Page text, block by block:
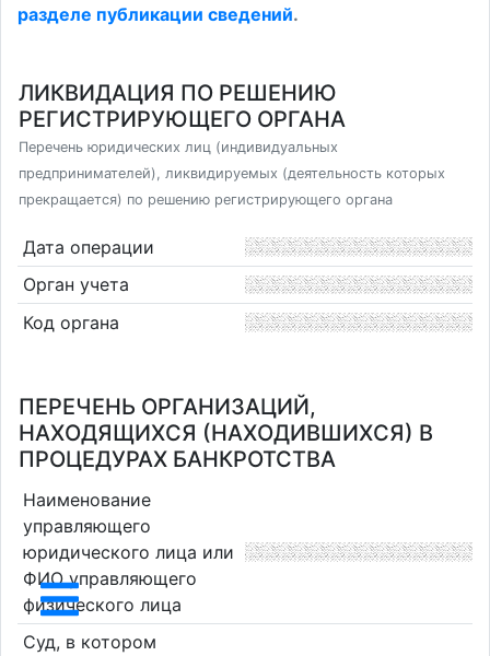
разделе публикации сведений.
ЛИКВИДАЦИЯ ПО РЕШЕНИЮ
РЕГИСТРИРУЮЩЕГО ОРГАНА
Перечень юридических лиц (индивидуальных
предпринимателей), ликвидируемых (деятельность которых
прекращается) по решению регистрирующего органа
Дата операции
Орган учета
Код органа
ПЕРЕЧЕНЬ ОРГАНИЗАЦИЙ,
НАХОДЯЩИХСЯ (НАХОДИВШИХСЯ) В
ПРОЦЕДУРАХ БАНКРОТСТВА
Наименование
управляющего
юридического лица или
ФИО управляющего
физического лица
Суд, в котором